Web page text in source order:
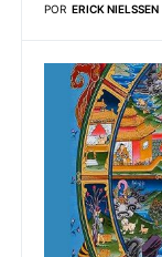
POR ERICK NIELSSEN